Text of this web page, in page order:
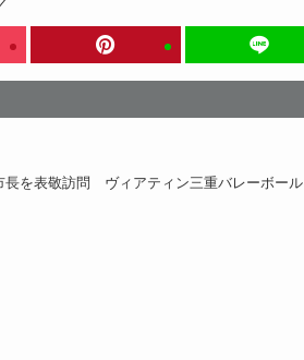
長を表敬訪問 ヴィアティン三重バレーボール